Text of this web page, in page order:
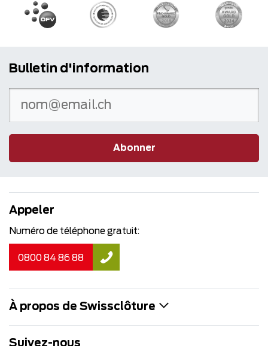
Bulletin d'information
Abonner
Appeler
Numéro de téléphone gratuit:
0800 84 86 88
À propos de Swissclôture
Suivez-nous